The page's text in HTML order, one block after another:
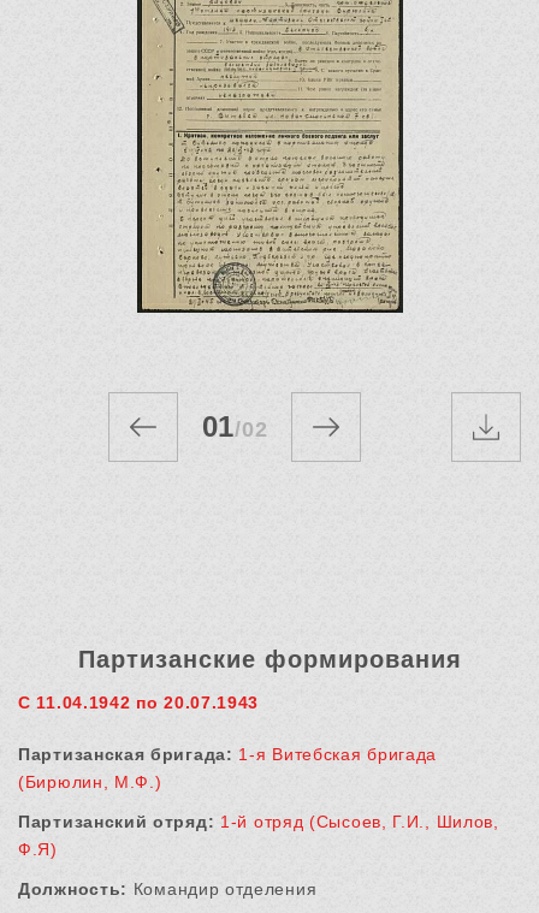
01/02
Партизанские формирования
С 11.04.1942 по 20.07.1943
Партизанская бригада: 1-я Витебская бригада
(Бирюлин, М.Ф.)
Партизанский отряд: 1-й отряд (Сысоев, Г.И., Шилов,
Ф.Я)
Должность: Командир отделения